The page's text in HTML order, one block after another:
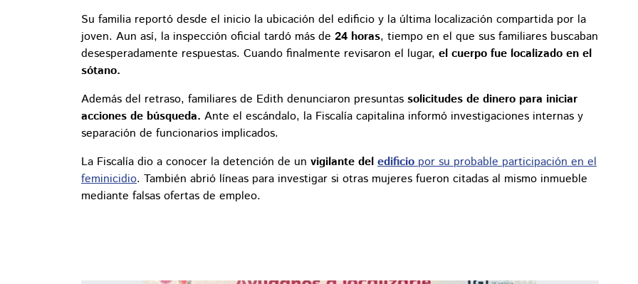
Su familia reportó desde el inicio la ubicación del edificio y la última localización compartida por la
joven. Aun así, la inspección oficial tardó más de 24 horas, tiempo en el que sus familiares buscaban
desesperadamente respuestas. Cuando finalmente revisaron el lugar, el cuerpo fue localizado en el
sótano.
Además del retraso, familiares de Edith denunciaron presuntas solicitudes de dinero para iniciar
acciones de búsqueda. Ante el escándalo, la Fiscalía capitalina informó investigaciones internas y
separación de funcionarios implicados.
La Fiscalía dio a conocer la detención de un vigilante del edificiopor su probable participación en el
feminicidio. También abrió líneas para investigar si otras mujeres fueron citadas al mismo inmueble
mediante falsas ofertas de empleo.